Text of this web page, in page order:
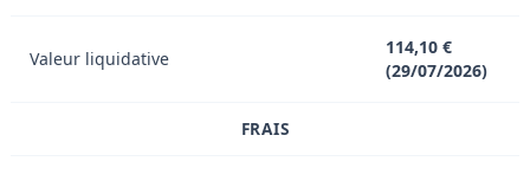
Valeur liquidative
114,10 €
(29/07/2026)
FRAIS